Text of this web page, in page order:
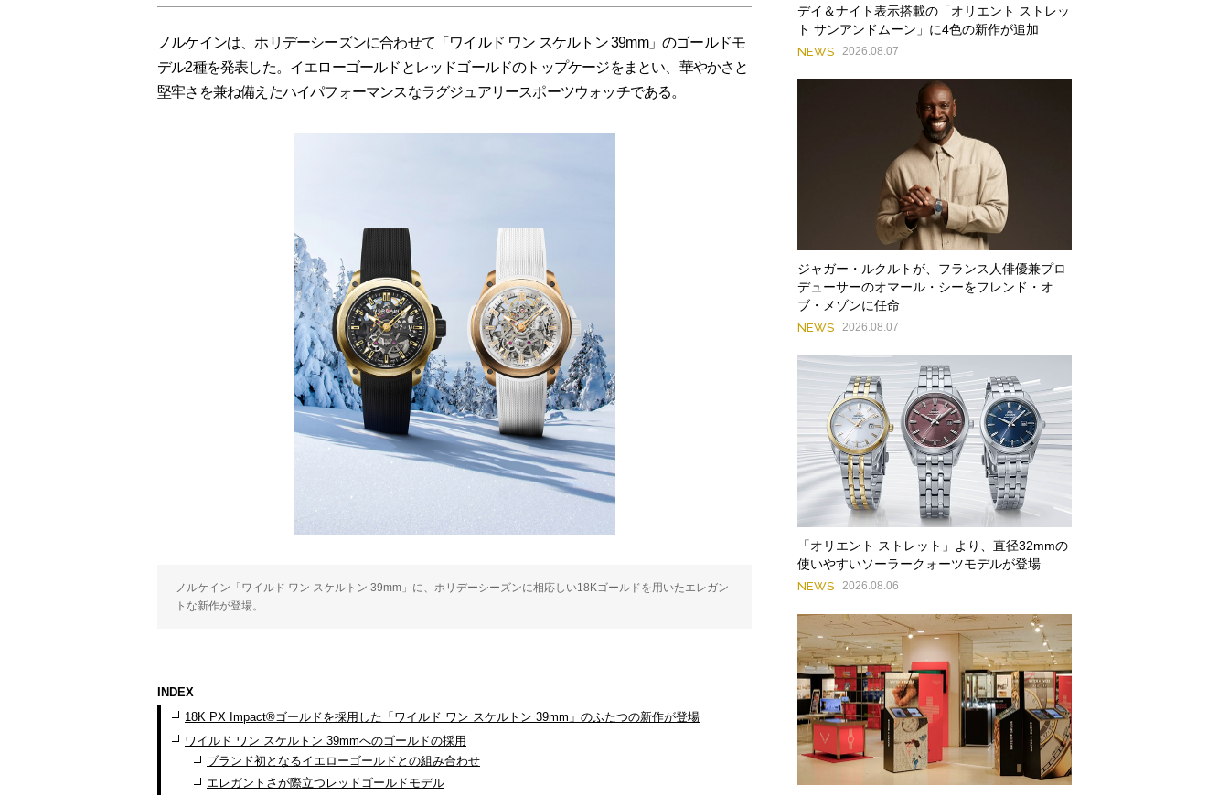
ノルケインは、ホリデーシーズンに合わせて「ワイルド ワン スケルトン 39mm」のゴールドモ
デル2種を発表した。イエローゴールドとレッドゴールドのトップケージをまとい、華やかさと
堅牢さを兼ね備えたハイパフォーマンスなラグジュアリースポーツウォッチである。
ノルケイン「ワイルド ワン スケルトン 39mm」に、ホリデーシーズンに相応しい18Kゴールドを用いたエレガン
トな新作が登場。
INDEX
18K PX Impact®ゴールドを採用した「ワイルド ワン スケルトン 39mm」のふたつの新作が登場
ワイルド ワン スケルトン 39mmへのゴールドの採用
ブランド初となるイエローゴールドとの組み合わせ
エレガントさが際立つレッドゴールドモデル
デイ＆ナイト表示搭載の「オリエント ストレッ
ト サンアンドムーン」に4色の新作が追加
NEWS 2026.08.07
ジャガー・ルクルトが、フランス人俳優兼プロ
デューサーのオマール・シーをフレンド・オ
ブ・メゾンに任命
NEWS 2026.08.07
「オリエント ストレット」より、直径32mmの
使いやすいソーラークォーツモデルが登場
NEWS 2026.08.06